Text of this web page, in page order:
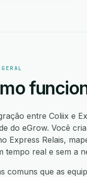
entre Coliix e
do eGrow. Você
Express Relais,
tempo real e sem a
comuns que as